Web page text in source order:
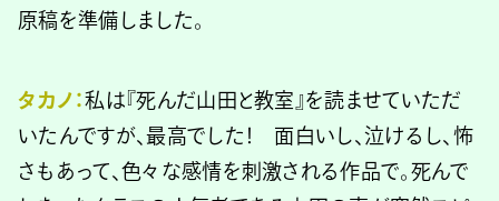
原稿を準備しました。
タカノ：私は『死んだ山田と教室』を読ませていただ
いたんですが、最高でした！ 面白いし、泣けるし、怖
さもあって、色々な感情を刺激される作品で。死んで